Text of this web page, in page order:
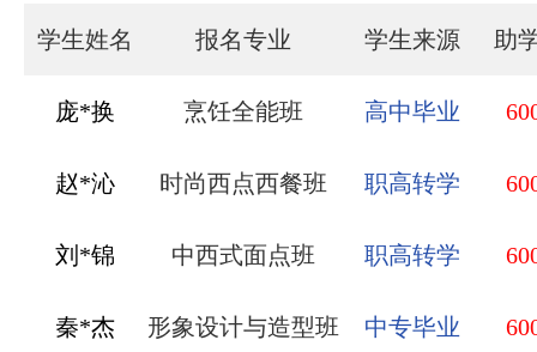
学生姓名 报名专业 学生来源 助
赵*沁 时尚西点西餐班 职高转学
刘*锦 中西式面点班 职高转学
秦*杰 形象设计与造型班 中专毕业
王*宁 美容美发全能班 技校转学